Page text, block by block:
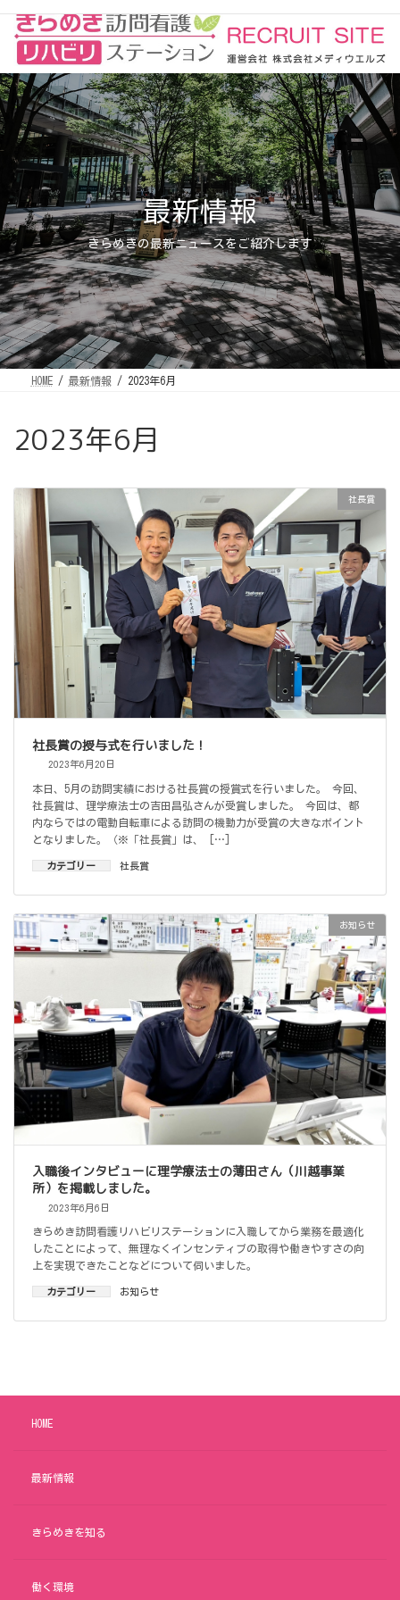
へ
ス
キ
ッ
プ
ョ
ン
に
移
動
最新情報
きらめきの最新ニュースをご紹介します
HOME 最新情報 2023年6月
2023年6月
社長賞
社長賞の授与式を行いました！
2023年6月20日
本日、5月の訪問実績における社長賞の授賞式を行いました。 今回、
社長賞は、理学療法士の吉田昌弘さんが受賞しました。 今回は、都
内ならではの電動自転車による訪問の機動力が受賞の大きなポイント
となりました。（※「社長賞」は、 […]
カテゴリー 社長賞
お知らせ
入職後インタビューに理学療法士の薄田さん（川越事業
所）を掲載しました。
2023年6月6日
きらめき訪問看護リハビリステーションに入職してから業務を最適化
したことによって、無理なくインセンティブの取得や働きやすさの向
上を実現できたことなどについて伺いました。
カテゴリー お知らせ
HOME
最新情報
きらめきを知る
働く環境